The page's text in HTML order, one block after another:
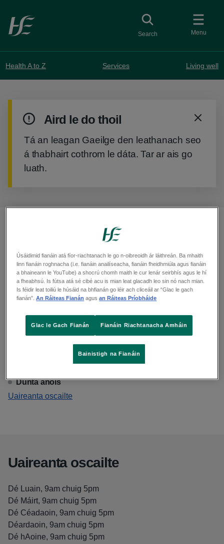
Skip to main content
Menu
Toggle
Searchcollapsed button
Health A to Z Services Living well
Warningnotification
Aird le do thoil
Tá an leagan Gaeilge den leathanach seo
á thabhairt cothrom le dáta. Tar ar ais go
luath.
Charleville Primary Care
Centre
Suíomh agus treoracha - Léarscáileanna Google
Dúnta anois
Amharc Charleville Primary Care Centre
Uaireanta oscailte
Uaireanta oscailte
Dé Luain, 9am chuig 5pm
Dé Máirt, 9am chuig 5pm
Dé Céadaoin, 9am chuig 5pm
Déardaoin, 9am chuig 5pm
Dé hAoine, 9am chuig 5pm
Úsáidimid fianáin atá fíor-riachtanach le go n-oibreoidh ár láithreán. Ba mhaith
linn fianáin roghnacha (i.e. fianáin anailíseacha, fianáin fheidhmiúla agus fianáin
a bhaineann le YouTube) a shocrú chomh maith le cur lenár seirbhís agus le hí
a fheabhsú. Is fútsa atá sé cibé acu is mian leat glacadh leo sin nó nach mian.
Is féidir leat toiliú le húsáid na bhfianán go léir ach cliceáil ar “Glac le gach
fianán”.An Ráiteas Fianán agusan Ráiteas Príobháide
Bainistigh na Fianáin
Fianáin Riachtanacha Amháin
Glac le Gach Fianán